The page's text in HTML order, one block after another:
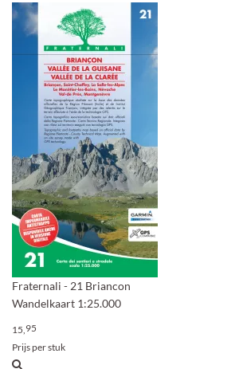
Fraternali - 21 Briancon
Wandelkaart 1:25.000
15,95
Prijs per stuk